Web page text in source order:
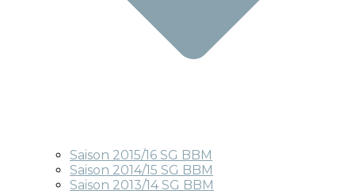
Saison 2015/16 SG BBM
Saison 2014/15 SG BBM
Saison 2013/14 SG BBM